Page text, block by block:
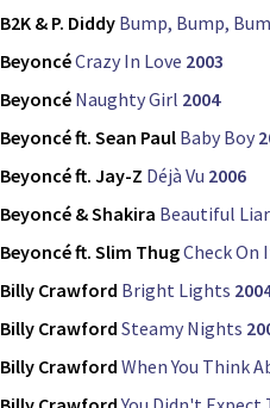
B2K & P. Diddy Bump, Bump,
BeyoncéCrazy In Love 2003
Beyoncé Naughty Girl 2004
Beyoncé ft. Sean Paul Baby Boy
Beyoncé ft. Jay-Z Déjà Vu 2006
Beyoncé & Shakira Beautiful Liar
Beyoncé ft. Slim ThugCheck On
Billy Crawford Bright Lights
Billy Crawford Steamy Nights
Billy Crawford When You Think